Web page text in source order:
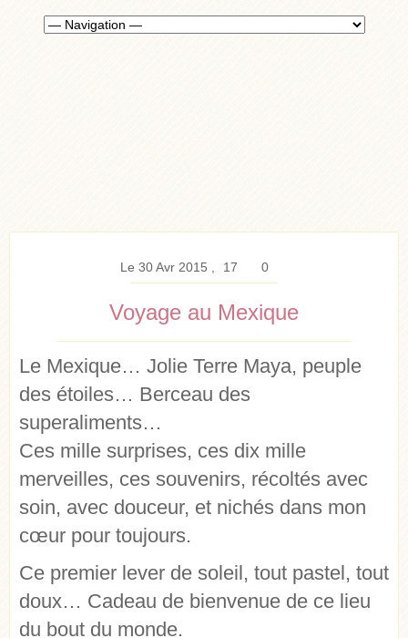
Le 30 Avr 2015 17 0
Voyage au Mexique
Le Mexique… Jolie Terre Maya, peuple
des étoiles… Berceau des
superaliments…
Ces mille surprises, ces dix mille
merveilles, ces souvenirs, récoltés avec
soin, avec douceur, et nichés dans mon
cœur pour toujours.
Ce premier lever de soleil, tout pastel, tout
doux… Cadeau de bienvenue de ce lieu
du bout du monde.